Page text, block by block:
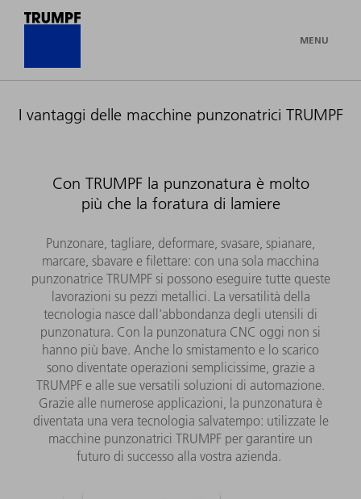
MENU
I vantaggi delle macchine punzonatrici TRUMPF
Con TRUMPF la punzonatura è molto
più che la foratura di lamiere
Punzonare, tagliare, deformare, svasare, spianare,
marcare, sbavare e filettare: con una sola macchina
punzonatrice TRUMPF si possono eseguire tutte queste
lavorazioni su pezzi metallici. La versatilità della
tecnologia nasce dall'abbondanza degli utensili di
punzonatura. Con la punzonatura CNC oggi non si
hanno più bave. Anche lo smistamento e lo scarico
sono diventate operazioni semplicissime, grazie a
TRUMPF e alle sue versatili soluzioni di automazione.
Grazie alle numerose applicazioni, la punzonatura è
diventata una vera tecnologia salvatempo: utilizzate le
macchine punzonatrici TRUMPF per garantire un
futuro di successo alla vostra azienda.